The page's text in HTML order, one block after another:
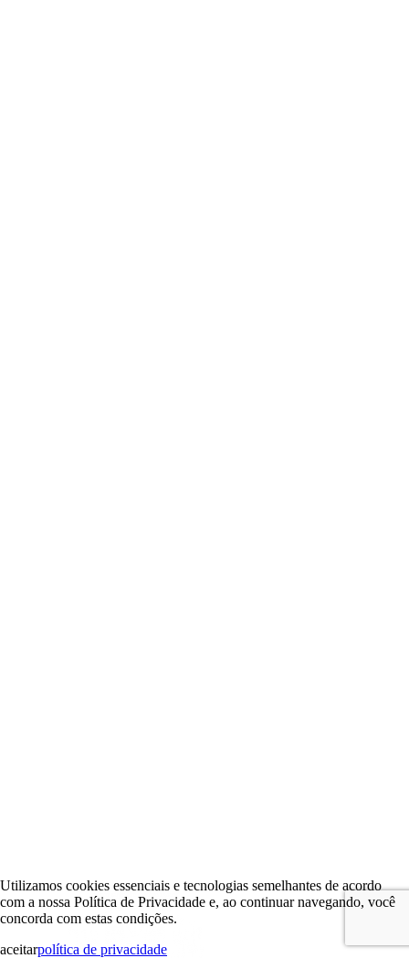
Utilizamos cookies essenciais e tecnologias semelhantes de acordo
com a nossa Política de Privacidade e, ao continuar navegando, você
concorda com estas condições.
aceitarpolítica de privacidade